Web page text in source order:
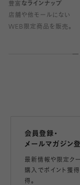
豊富なラインナップ
店舗や他モールにない
WEB限定商品を販売。
会員登録・
メールマガジン
最新情報や限定クー
購入でポイント獲
得。